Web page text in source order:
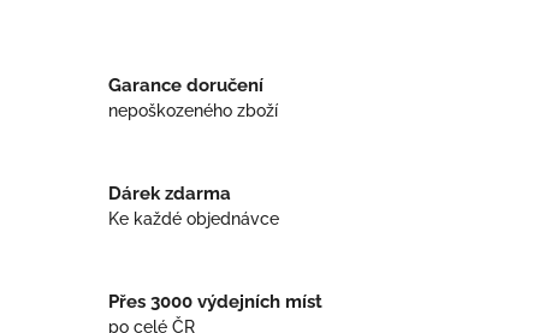
Garance doručení
nepoškozeného zboží
Dárek zdarma
Ke každé objednávce
Přes 3000 výdejních míst
po celé ČR